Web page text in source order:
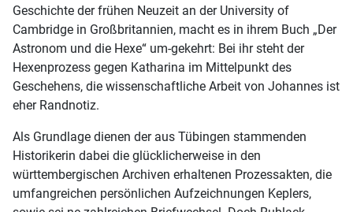
Geschichte der frühen Neuzeit an der University of
Cambridge in Großbritannien, macht es in ihrem Buch „Der
Astronom und die Hexe“ um-gekehrt: Bei ihr steht der
Hexenprozess gegen Katharina im Mittelpunkt des
Geschehens, die wissenschaftliche Arbeit von Johannes ist
eher Randnotiz.
Als Grundlage dienen der aus Tübingen stammenden
Historikerin dabei die glücklicherweise in den
württembergischen Archiven erhaltenen Prozessakten, die
umfangreichen persönlichen Aufzeichnungen Keplers,